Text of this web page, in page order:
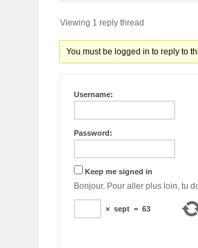
Viewing 1 reply thread
You must be logged in to reply to
Username:
Password:
Keep me signed in
Bonjour. Pour aller plus
× sept = 63